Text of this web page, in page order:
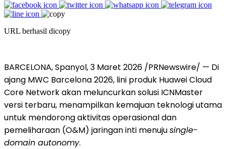
URL berhasil dicopy
BARCELONA, Spanyol, 3 Maret 2026 /PRNewswire/ — Di
ajang MWC Barcelona 2026, lini produk Huawei Cloud
Core Network akan meluncurkan solusi ICNMaster
versi terbaru, menampilkan kemajuan teknologi utama
untuk mendorong aktivitas operasional dan
pemeliharaan (O&M) jaringan inti menujusingle-
domain autonomy.